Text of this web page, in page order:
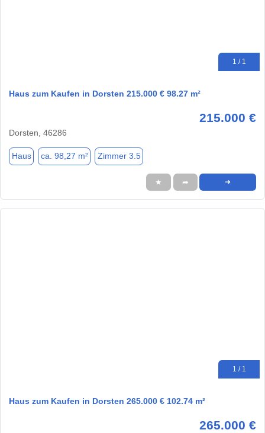
1 / 1
Haus zum Kaufen in Dorsten 215.000 € 98.27 m²
215.000 €
Dorsten, 46286
Haus ca. 98,27 m² Zimmer 3.5
★ ➦ ➜
1 / 1
Haus zum Kaufen in Dorsten 265.000 € 102.74 m²
265.000 €